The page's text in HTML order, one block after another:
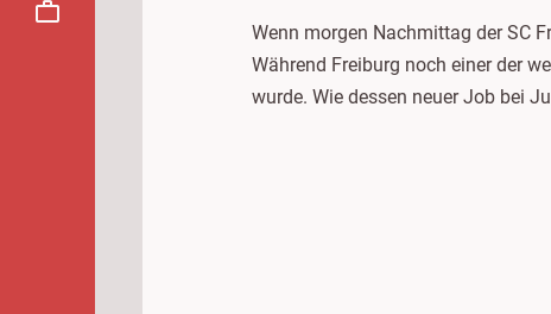
Wenn morgen Nachmittag der SC
Während Freiburg noch einer der
wurde. Wie dessen neuer Job bei